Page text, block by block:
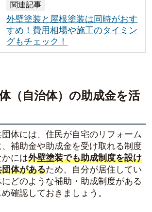
関連記事
外壁塗装と屋根塗装は同時がおす
すめ！費用相場や施工のタイミン
グもチェック！
（自治体）の助成金を活
体には、住民が自宅のリフォーム
補助金や助成金を受け取れる制度
かには外壁塗装でも助成制度を設け
体があるため、自分が居住してい
どのような補助・助成制度がある
確認しておきましょう。